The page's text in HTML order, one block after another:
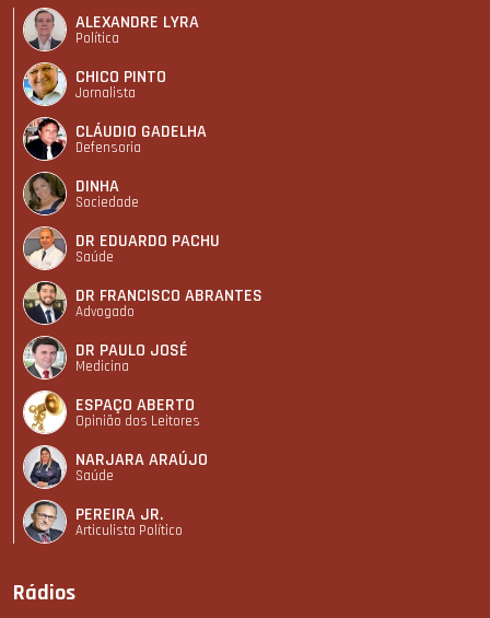
ALEXANDRE LYRA
Política
CHICO PINTO
Jornalista
CLÁUDIO GADELHA
Defensoria
DINHA
Sociedade
DR EDUARDO PACHU
Saúde
DR FRANCISCO ABRANTES
Advogado
DR PAULO JOSÉ
Medicina
ESPAÇO ABERTO
Opinião dos Leitores
NARJARA ARAÚJO
Saúde
PEREIRA JR.
Articulista Polí­tico
Rádios